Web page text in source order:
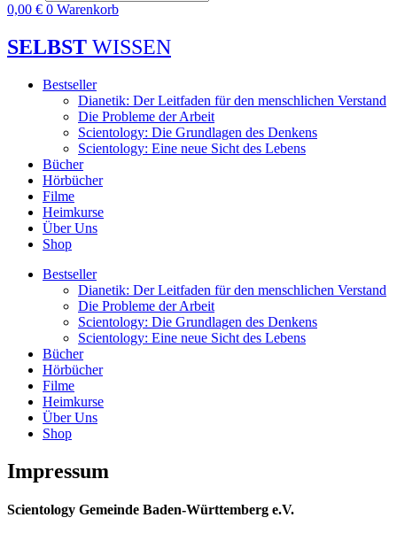
0,00 € 0 Warenkorb
SELBST WISSEN
Bestseller
Dianetik: Der Leitfaden für den menschlichen Verstand
Die Probleme der Arbeit
Scientology: Die Grundlagen des Denkens
Scientology: Eine neue Sicht des Lebens
Bücher
Hörbücher
Filme
Heimkurse
Über Uns
Shop
Bestseller
Dianetik: Der Leitfaden für den menschlichen Verstand
Die Probleme der Arbeit
Scientology: Die Grundlagen des Denkens
Scientology: Eine neue Sicht des Lebens
Bücher
Hörbücher
Filme
Heimkurse
Über Uns
Shop
Impressum
Scientology Gemeinde Baden-Württemberg e.V.